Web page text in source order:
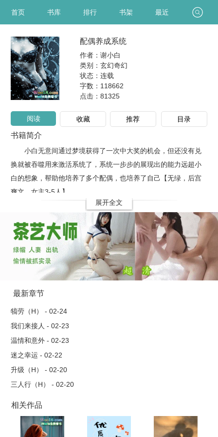
首页 书库 排行 书架 最近
配偶养成系统
作者：谢小白
类别：玄幻奇幻
状态：连载
字数：118662
点击： 81325
阅读 收藏 推荐 目录
书籍简介
小白无意间通过梦境获得了一次中大奖的机会，但还没有兑
换就被吞噬用来激活系统了，系统一步步的展现出的能力远超小
白的想象，帮助他培养了多个配偶，也培养了自己【无绿，后宫
爽文，女主3-5人】
展开全文
最新章节
犒劳（H） - 02-24
我们来接人 - 02-23
温情和意外 - 02-23
迷之幸运 - 02-22
升级（H） - 02-20
三人行（H） - 02-20
相关作品